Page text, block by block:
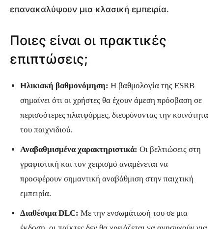
επανακαλύψουν μια κλασική εμπειρία.
Ποιες είναι οι πρακτικές
επιπτώσεις;
Ηλικιακή βαθμονόμηση: Η βαθμολογία της ESRB
σημαίνει ότι οι χρήστες θα έχουν άμεση πρόσβαση σε
περισσότερες πλατφόρμες, διευρύνοντας την κοινότητα
του παιχνιδιού.
Αναβαθμισμένα χαρακτηριστικά: Οι βελτιώσεις στη
γραφιστική και τον χειρισμό αναμένεται να
προσφέρουν σημαντική αναβάθμιση στην παιχτική
εμπειρία.
Διαθέσιμα DLC: Με την ενσωμάτωσή του σε μια